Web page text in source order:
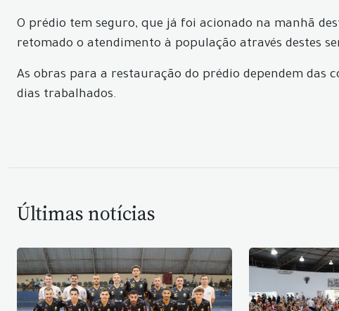
O prédio tem seguro, que já foi acionado na manhã
retomado o atendimento à população através destes
As obras para a restauração do prédio dependem das
dias trabalhados.
Últimas notícias